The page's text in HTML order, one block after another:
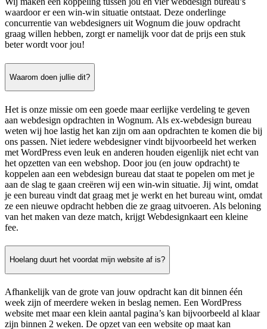
waardoor er een win-win situatie ontstaat. Deze onderlinge
concurrentie van webdesigners uit Wognum die jouw opdracht
graag willen hebben, zorgt er namelijk voor dat de prijs een stuk
beter wordt voor jou!
Waarom doen jullie dit?
Het is onze missie om een goede maar eerlijke verdeling te geven
aan webdesign opdrachten in Wognum. Als ex-webdesign bureau
weten wij hoe lastig het kan zijn om aan opdrachten te komen die bij
ons passen. Niet iedere webdesigner vindt bijvoorbeeld het werken
met WordPress even leuk en anderen houden eigenlijk niet echt van
het opzetten van een webshop. Door jou (en jouw opdracht) te
koppelen aan een webdesign bureau dat staat te popelen om met je
aan de slag te gaan creëren wij een win-win situatie. Jij wint, omdat
je een bureau vindt dat graag met je werkt en het bureau wint, omdat
ze een nieuwe opdracht hebben die ze graag uitvoeren. Als beloning
van het maken van deze match, krijgt Webdesignkaart een kleine
fee.
Hoelang duurt het voordat mijn website af is?
Afhankelijk van de grote van jouw opdracht kan dit binnen één
week zijn of meerdere weken in beslag nemen. Een WordPress
website met maar een klein aantal pagina’s kan bijvoorbeeld al klaar
zijn binnen 2 weken. De opzet van een website op maat kan